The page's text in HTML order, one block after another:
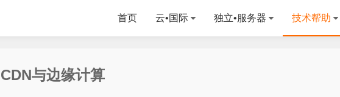
首页 云•国际 独立•服务器 技术帮助
CDN与边缘计算